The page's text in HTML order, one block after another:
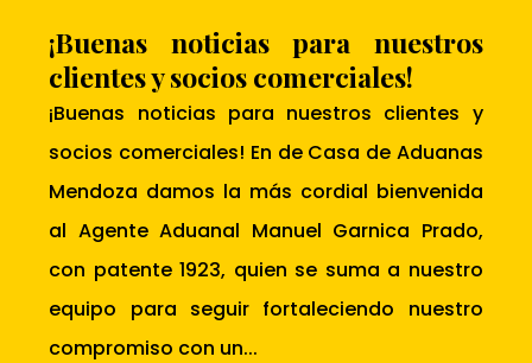
¡Buenas noticias para nuestros
clientes y socios comerciales!
¡Buenas noticias para nuestros clientes y
socios comerciales! En de Casa de Aduanas
Mendoza damos la más cordial bienvenida
al Agente Aduanal Manuel Garnica Prado,
con patente 1923, quien se suma a nuestro
equipo para seguir fortaleciendo nuestro
compromiso con un...